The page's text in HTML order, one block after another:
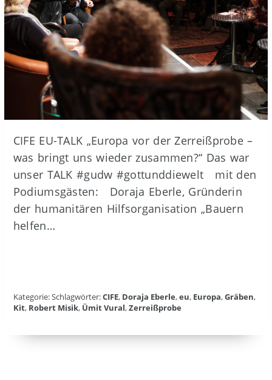
CIFE EU-TALK „Europa vor der Zerreißprobe –
was bringt uns wieder zusammen?“ Das war
unser TALK #gudw #gottunddiewelt mit den
Podiumsgästen: Doraja Eberle, Gründerin
der humanitären Hilfsorganisation „Bauern
helfen…
Kategorie: Schlagwörter:CIFE, Doraja Eberle,eu, Europa,Gräben,
Kit, Robert Misik, Ümit Vural,Zerreißprobe